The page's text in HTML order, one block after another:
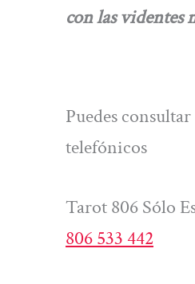
con las videntes
Puedes
telefónicos
Tarot 806 Sólo
806 533 442